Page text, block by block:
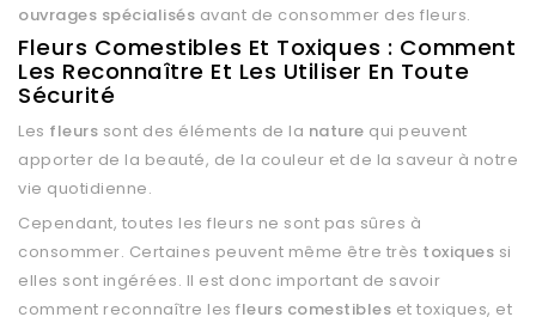
ouvrages spécialisés avant de consommer des fleurs.
Fleurs Comestibles Et Toxiques : Comment
Les Reconnaître Et Les Utiliser En Toute
Sécurité
Les fleurs sont des éléments de la nature qui peuvent
apporter de la beauté, de la couleur et de la saveur à notre
vie quotidienne.
Cependant, toutes les fleurs ne sont pas sûres à
consommer. Certaines peuvent même être très toxiques si
elles sont ingérées. Il est donc important de savoir
comment reconnaître les fleurs comestibles et toxiques, et